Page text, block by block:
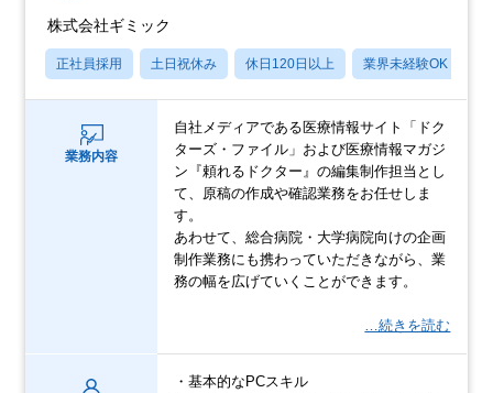
株式会社ギミック
正社員採用 土日祝休み 休日120日以上 業界未経験OK
業務内容
自社メディアである医療情報サイト「ドク
ターズ・ファイル」および医療情報マガジ
ン『頼れるドクター』の編集制作担当とし
て、原稿の作成や確認業務をお任せしま
す。
あわせて、総合病院・大学病院向けの企画
制作業務にも携わっていただきながら、業
務の幅を広げていくことができます。
…続きを読む
・基本的なPCスキル